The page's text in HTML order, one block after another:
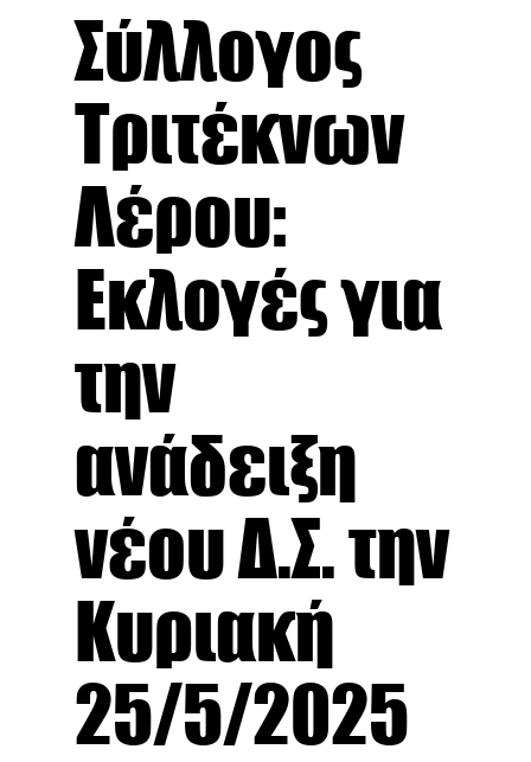
Σύλλογος
Τριτέκνων
Λέρου:
Εκλογές για
την
ανάδειξη
νέου Δ.Σ. την
Κυριακή
25/5/2025